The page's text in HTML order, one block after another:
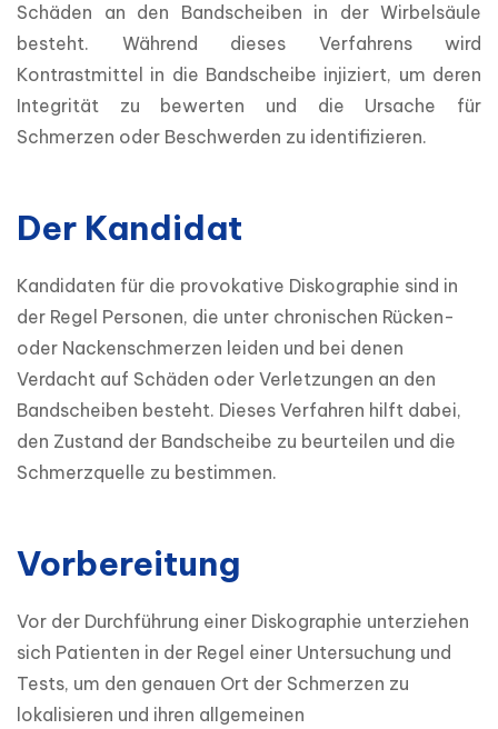
Schäden an den Bandscheiben in der Wirbelsäule
besteht. Während dieses Verfahrens wird
Kontrastmittel in die Bandscheibe injiziert, um deren
Integrität zu bewerten und die Ursache für
Schmerzen oder Beschwerden zu identifizieren.
Der Kandidat
Kandidaten für die provokative Diskographie sind in
der Regel Personen, die unter chronischen Rücken-
oder Nackenschmerzen leiden und bei denen
Verdacht auf Schäden oder Verletzungen an den
Bandscheiben besteht. Dieses Verfahren hilft dabei,
den Zustand der Bandscheibe zu beurteilen und die
Schmerzquelle zu bestimmen.
Vorbereitung
Vor der Durchführung einer Diskographie unterziehen
sich Patienten in der Regel einer Untersuchung und
Tests, um den genauen Ort der Schmerzen zu
lokalisieren und ihren allgemeinen